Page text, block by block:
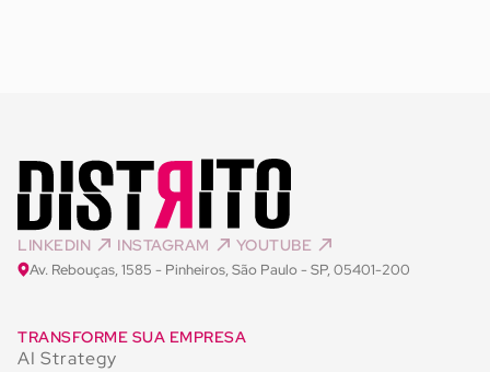
LINKEDIN INSTAGRAM YOUTUBE
Av. Rebouças, 1585 - Pinheiros, São Paulo - SP, 05401-200
TRANSFORME SUA EMPRESA
AI Strategy